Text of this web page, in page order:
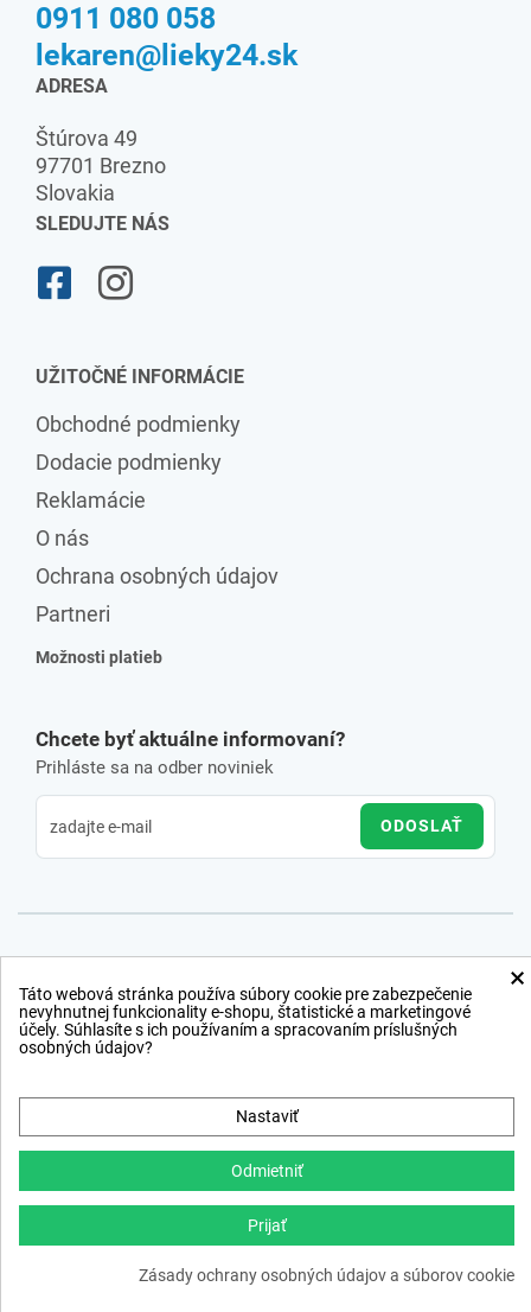
0911 080 058
lekaren@lieky24.sk
ADRESA
Štúrova 49
97701 Brezno
Slovakia
SLEDUJTE NÁS
UŽITOČNÉ INFORMÁCIE
Obchodné podmienky
Dodacie podmienky
Reklamácie
O nás
Ochrana osobných údajov
Partneri
Možnosti platieb
Chcete byť aktuálne informovaní?
Prihláste sa na odber noviniek
ODOSLAŤ
webdesign,ppc›netsuccess.sk
×
Táto webová stránka používa súbory cookie pre zabezpečenie
nevyhnutnej funkcionality e-shopu, štatistické a marketingové
účely. Súhlasíte s ich používaním a spracovaním príslušných
osobných údajov?
Nastaviť
Odmietniť
Prijať
Zásady ochrany osobných údajov a súborov cookie